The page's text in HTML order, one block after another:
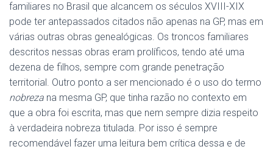
familiares no Brasil que alcancem os séculos XVIII-XIX
pode ter antepassados citados não apenas na GP, mas em
várias outras obras genealógicas. Os troncos familiares
descritos nessas obras eram prolíficos, tendo até uma
dezena de filhos, sempre com grande penetração
territorial. Outro ponto a ser mencionado é o uso do termo
nobreza na mesma GP, que tinha razão no contexto em
que a obra foi escrita, mas que nem sempre dizia respeito
à verdadeira nobreza titulada. Por isso é sempre
recomendável fazer uma leitura bem crítica dessa e de